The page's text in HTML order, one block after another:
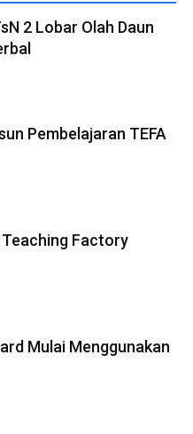
2 Lobar Olah Daun
Pembelajaran TEFA
Factory
Mulai Menggunakan